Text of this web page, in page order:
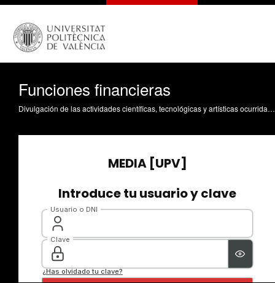
Funciones financieras
Divulgación de las actividades científicas, tecnológicas y artísticas ocurridas en los tres campus de la UPV